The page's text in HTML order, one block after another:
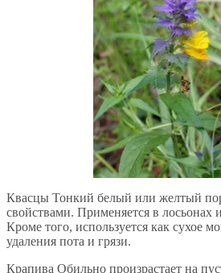
Квасцы Тонкий белый или желтый
свойствами. Применяется в лосьонах
Кроме того, используется как сухое
удаления пота и грязи.
Крапива Обильно произрастает на